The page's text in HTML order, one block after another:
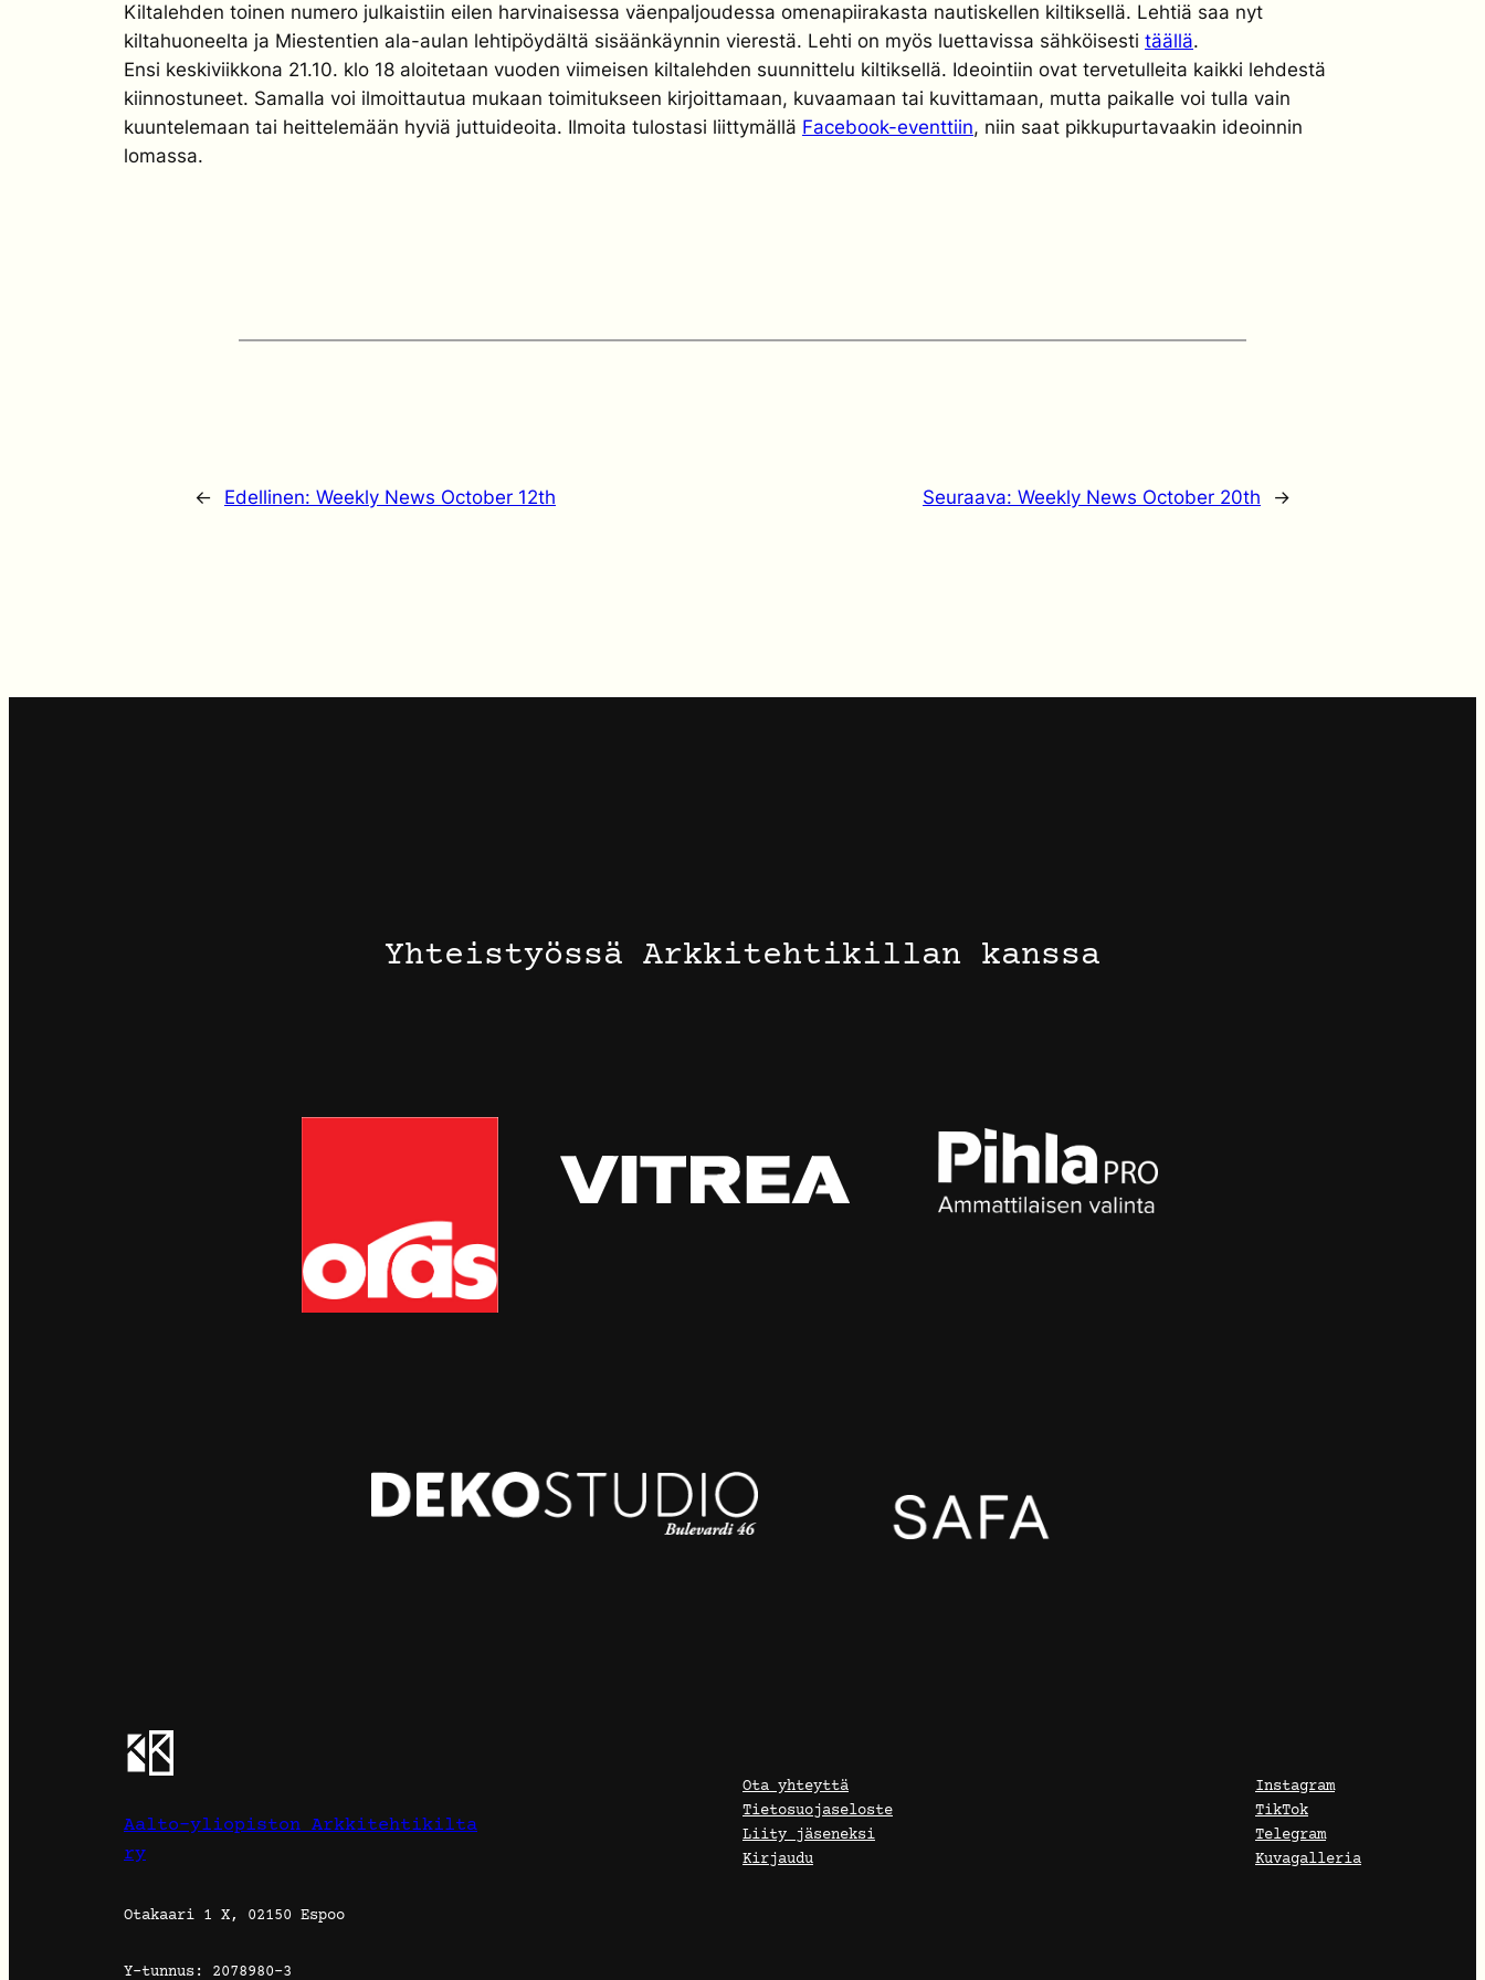
Kiltalehden toinen numero julkaistiin eilen harvinaisessa väenpaljoudessa omenapiirakasta nautiskellen kiltiksellä. Lehtiä saa nyt
kiltahuoneelta ja Miestentien ala-aulan lehtipöydältä sisäänkäynnin vierestä. Lehti on myös luettavissa sähköisesti täällä.
Ensi keskiviikkona 21.10. klo 18 aloitetaan vuoden viimeisen kiltalehden suunnittelu kiltiksellä. Ideointiin ovat tervetulleita kaikki lehdestä
kiinnostuneet. Samalla voi ilmoittautua mukaan toimitukseen kirjoittamaan, kuvaamaan tai kuvittamaan, mutta paikalle voi tulla vain
kuuntelemaan tai heittelemään hyviä juttuideoita. Ilmoita tulostasi liittymällä Facebook-eventtiin, niin saat pikkupurtavaakin ideoinnin
lomassa.
← Edellinen: Weekly News October 12th Seuraava: Weekly News October 20th →
Yhteistyössä Arkkitehtikillan kanssa
Aalto-yliopiston Arkkitehtikilta
ry
Otakaari 1 X, 02150 Espoo
Y-tunnus: 2078980-3
Ota yhteyttä
Tietosuojaseloste
Liity jäseneksi
Kirjaudu
Instagram
TikTok
Telegram
Kuvagalleria